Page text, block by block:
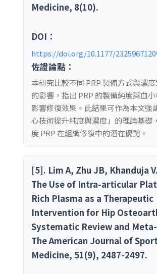
Medicine, 8(10).
DOI：
https://doi.org/10.1177/
佐證論點：
本研究比較不同 PRP 製備方式與濃
的影響，指出 PRP 的製備純度與血
影響修復效果。此結果可作為本文強
心技術提升純度與濃度」的理論基礎
度 PRP 在組織修復中的潛在優勢。
[5]. Lim A, Zhu JB, Khanduja
The Use of Intra-articular
Rich Plasma as a Therapeutic
Intervention for Hip
Systematic Review and
The American Journal of
Medicine, 51(9), 2487-2497.